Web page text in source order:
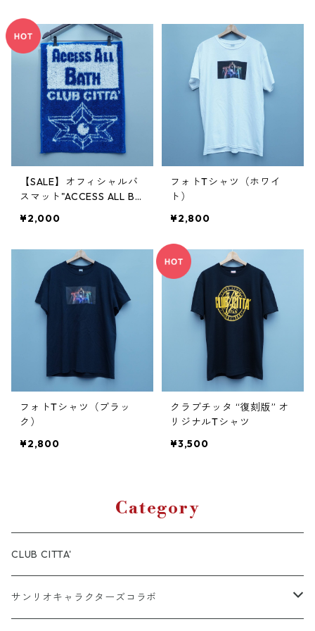
【SALE】オフィシャルバ
スマット"ACCESS ALL BA
¥2,000
フォトTシャツ（ホワイ
ト）
¥2,800
フォトTシャツ（ブラッ
ク）
¥2,800
クラブチッタ “復刻版” オ
リジナルTシャツ
¥3,500
Category
CLUB CITTA'
サンリオキャラクターズコラボ